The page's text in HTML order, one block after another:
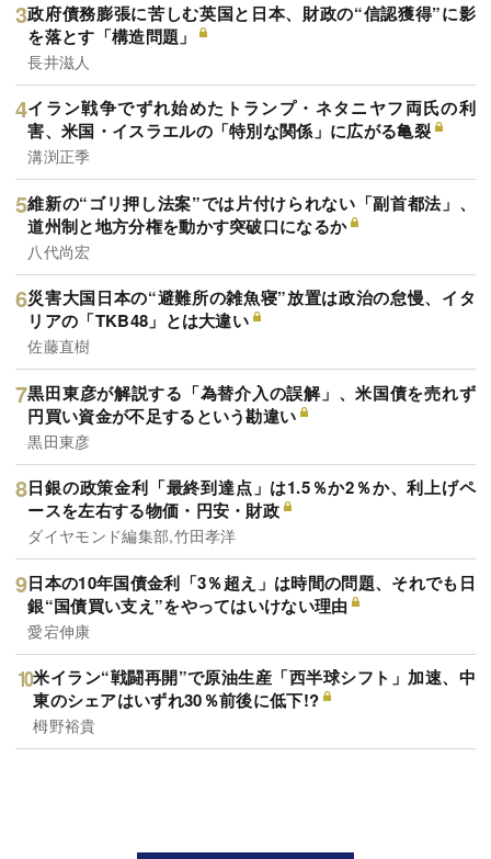
政府債務膨張に苦しむ英国と日本、財政の“信認獲得”に影
を落とす「構造問題」
長井滋人
イラン戦争でずれ始めたトランプ・ネタニヤフ両氏の利
害、米国・イスラエルの「特別な関係」に広がる亀裂
溝渕正季
維新の“ゴリ押し法案”では片付けられない「副首都法」、
道州制と地方分権を動かす突破口になるか
八代尚宏
災害大国日本の“避難所の雑魚寝”放置は政治の怠慢、イタ
リアの「TKB48」とは大違い
佐藤直樹
黒田東彦が解説する「為替介入の誤解」、米国債を売れず
円買い資金が不足するという勘違い
黒田東彦
日銀の政策金利「最終到達点」は1.5％か2％か、利上げペ
ースを左右する物価・円安・財政
ダイヤモンド編集部,竹田孝洋
日本の10年国債金利「3％超え」は時間の問題、それでも日
銀“国債買い支え”をやってはいけない理由
愛宕伸康
米イラン“戦闘再開”で原油生産「西半球シフト」加速、中
東のシェアはいずれ30％前後に低下!?
栂野裕貴